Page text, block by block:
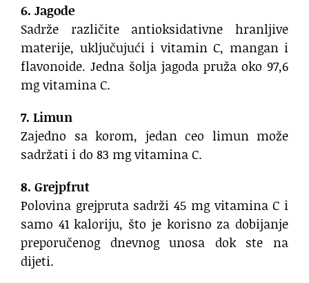
6. Jagode
Sadrže različite antioksidativne hranljive
materije, uključujući i vitamin C, mangan i
flavonoide. Jedna šolja jagoda pruža oko 97,6
mg vitamina C.
7. Limun
Zajedno sa korom, jedan ceo limun može
sadržati i do 83 mg vitamina C.
8. Grejpfrut
Polovina grejpruta sadrži 45 mg vitamina C i
samo 41 kaloriju, što je korisno za dobijanje
preporučenog dnevnog unosa dok ste na
dijeti.